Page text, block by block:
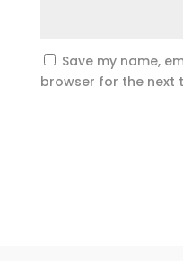
Save my name,
browser for the next